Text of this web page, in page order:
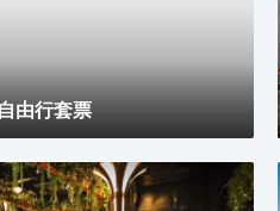
由行套票